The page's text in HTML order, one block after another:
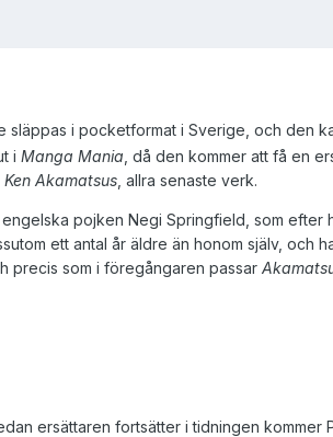
släppas i pocketformat i Sverige, och den
i Manga Mania , då den kommer att få en
Ken Akamatsus , allra senaste verk.
pojken Negi Springfield, som
ett antal år äldre än honom själv, och
precis som i föregångaren passar
ersättaren fortsätter i tidningen